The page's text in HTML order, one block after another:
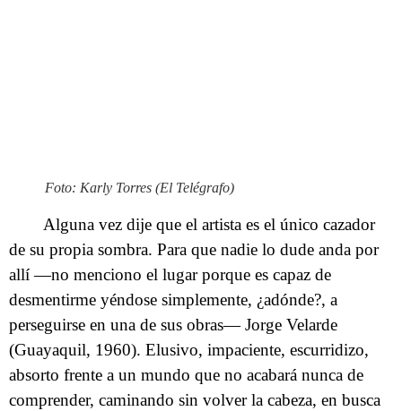
Foto: Karly Torres (El Telégrafo)
Alguna vez dije que el artista es el único cazador
de su propia sombra. Para que nadie lo dude anda por
allí —no menciono el lugar porque es capaz de
desmentirme yéndose simplemente, ¿adónde?, a
perseguirse en una de sus obras— Jorge Velarde
(Guayaquil, 1960). Elusivo, impaciente, escurridizo,
absorto frente a un mundo que no acabará nunca de
comprender, caminando sin volver la cabeza, en busca